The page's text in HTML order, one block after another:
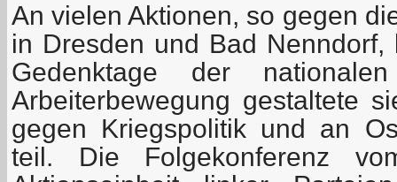
An vielen Aktionen, so gegen
in Dresden und Bad
Gedenktage der
Arbeiterbewegung gestaltete
gegen Kriegspolitik und an
teil. Die Folgekonferenz